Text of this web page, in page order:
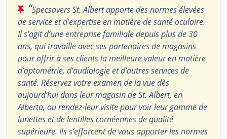
“Specsavers St. Albert apporte des normes élevées
de service et d’expertise en matière de santé oculaire.
Il s’agit d’une entreprise familiale depuis plus de 30
ans, qui travaille avec ses partenaires de magasins
pour offrir à ses clients la meilleure valeur en matière
d’optométrie, d’audiologie et d’autres services de
santé. Réservez votre examen de la vue dès
aujourd’hui dans leur magasin de St. Albert, en
Alberta, ou rendez-leur visite pour voir leur gamme de
lunettes et de lentilles cornéennes de qualité
supérieure. Ils s’efforcent de vous apporter les normes